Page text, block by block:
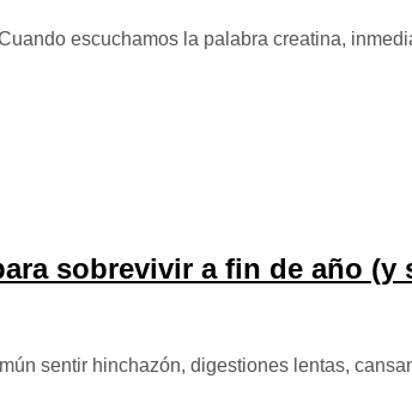
escuchamos la palabra creatina,
sobrevivir a fin de año (y
sentir hinchazón, digestiones lentas,